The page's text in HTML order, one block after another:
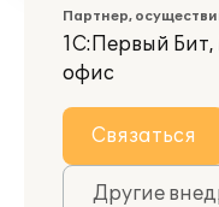
Партнер,
1С:Первый
офис
Связаться
Другие